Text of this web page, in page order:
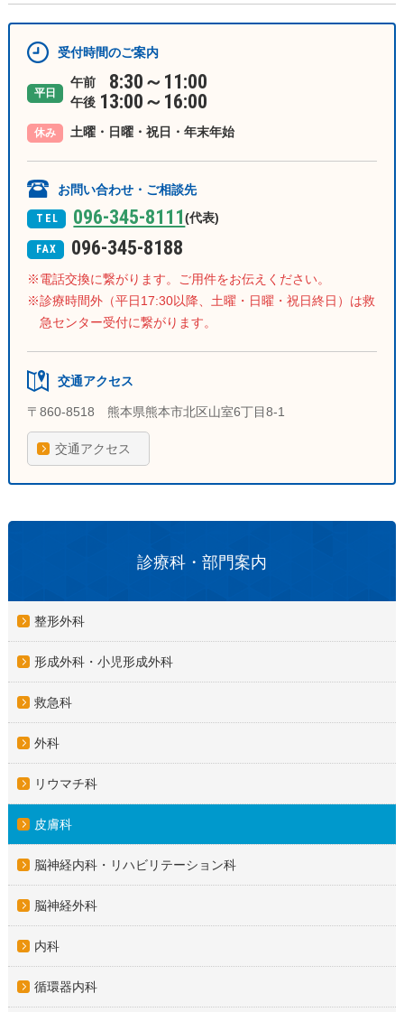
受付時間のご案内
平日
午前 8:30～11:00
午後 13:00～16:00
休み 土曜・日曜・祝日・年末年始
お問い合わせ・ご相談先
TEL 096-345-8111(代表)
FAX 096-345-8188
電話交換に繋がります。ご用件をお伝えください。
診療時間外（平日17:30以降、土曜・日曜・祝日終日）は救
急センター受付に繋がります。
交通アクセス
〒860-8518 熊本県熊本市北区山室6丁目8-1
交通アクセス
診療科・部門案内
整形外科
形成外科・小児形成外科
救急科
外科
リウマチ科
皮膚科
脳神経内科・リハビリテーション科
脳神経外科
内科
循環器内科